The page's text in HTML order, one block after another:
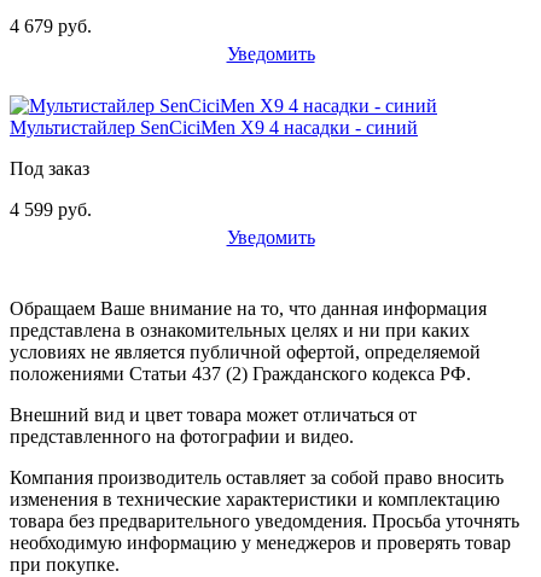
4 679 руб.
Уведомить
Мультистайлер SenCiciMen X9 4 насадки - синий
Под заказ
4 599 руб.
Уведомить
Обращаем Ваше внимание на то, что данная информация
представлена в ознакомительных целях и ни при каких
условиях не является публичной офертой, определяемой
положениями Статьи 437 (2) Гражданского кодекса РФ.
Внешний вид и цвет товара может отличаться от
представленного на фотографии и видео.
Компания производитель оставляет за собой право вносить
изменения в технические характеристики и комплектацию
товара без предварительного уведомдения. Просьба уточнять
необходимую информацию у менеджеров и проверять товар
при покупке.